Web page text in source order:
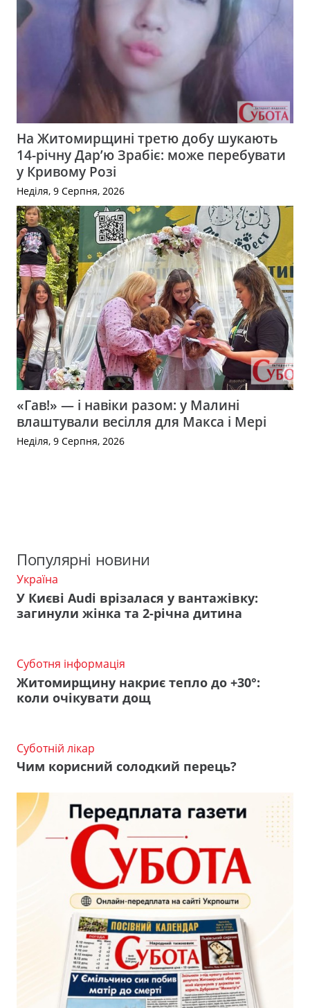
На Житомирщині третю добу шукають
14-річну Дар’ю Зрабіє: може перебувати
у Кривому Розі
Неділя, 9 Серпня, 2026
«Гав!» — і навіки разом: у Малині
влаштували весілля для Макса і Мері
Неділя, 9 Серпня, 2026
Популярні новини
Україна
У Києві Audi врізалася у вантажівку:
загинули жінка та 2-річна дитина
Суботня інформація
Житомирщину накриє тепло до +30°:
коли очікувати дощ
Суботній лікар
Чим корисний солодкий перець?